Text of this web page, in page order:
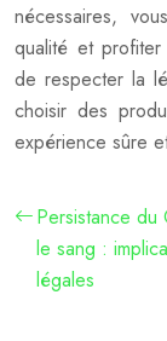
nécessaires,
qualité et
de respecter la
choisir des
expérience sûre
Persistance du
le sang :
légales